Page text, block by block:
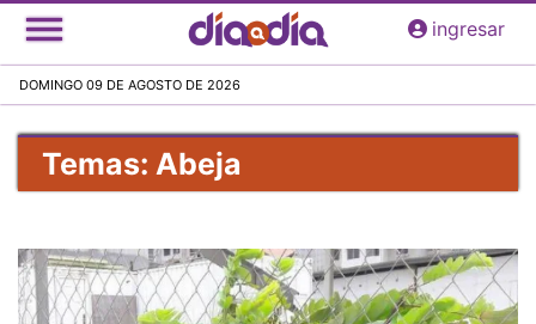
Pasar
al
principal
ingresar
DOMINGO 09 DE AGOSTO DE 2026
Temas: Abeja